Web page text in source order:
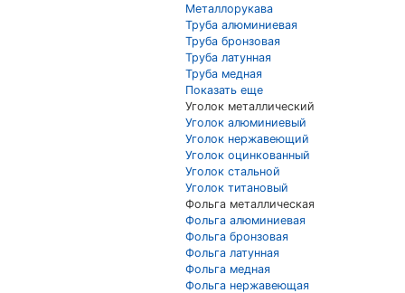
Металлорукава
Труба алюминиевая
Труба бронзовая
Труба латунная
Труба медная
Показать еще
Уголок металлический
Уголок алюминиевый
Уголок нержавеющий
Уголок оцинкованный
Уголок стальной
Уголок титановый
Фольга металлическая
Фольга алюминиевая
Фольга бронзовая
Фольга латунная
Фольга медная
Фольга нержавеющая